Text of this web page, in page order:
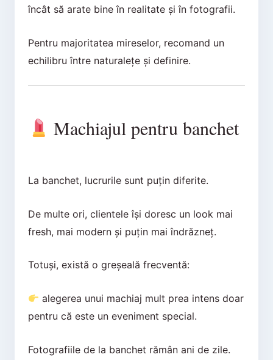
încât să arate bine în realitate și în fotografii.
Pentru majoritatea mireselor, recomand un
echilibru între naturalețe și definire.
Machiajul pentru banchet
La banchet, lucrurile sunt puțin diferite.
De multe ori, clientele își doresc un look mai
fresh, mai modern și puțin mai îndrăzneț.
Totuși, există o greșeală frecventă:
alegerea unui machiaj mult prea intens doar
pentru că este un eveniment special.
Fotografiile de la banchet rămân ani de zile.